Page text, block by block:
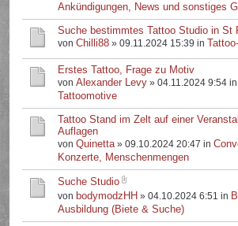
Ankündigungen, News und sonstiges
Suche bestimmtes Tattoo Studio in St
vonChilli88 » 09.11.2024 15:39 in
Erstes Tattoo, Frage zu Motiv
vonAlexander Levy » 04.11.2024 9:54 in
Tattoomotive
Tattoo Stand im Zelt auf einer
Auflagen
vonQuinetta» 09.10.2024 20:47 in
Konzerte, Menschenmengen
Suche Studio
von bodymodzHH » 04.10.2024 6:51 in
Ausbildung (Biete & Suche)